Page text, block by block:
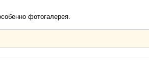
фотогалерея.